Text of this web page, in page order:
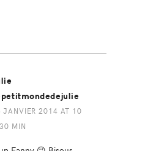
JANVIER 2014 AT 10
MIN